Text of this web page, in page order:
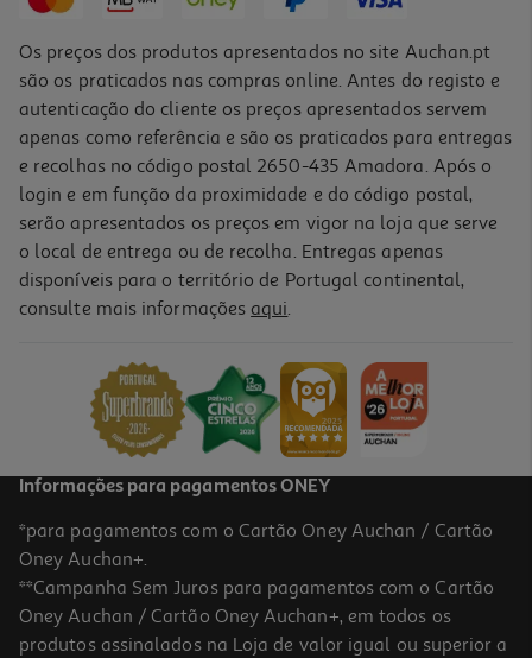
Localizador Pet Invoxia Gps Pet Tracker
199,99 €
Os preços dos produtos apresentados no site Auchan.pt
são os praticados nas compras online. Antes do registo e
autenticação do cliente os preços apresentados servem
apenas como referência e são os praticados para entregas
e recolhas no código postal 2650-435 Amadora. Após o
login e em função da proximidade e do código postal,
serão apresentados os preços em vigor na loja que serve
o local de entrega ou de recolha. Entregas apenas
disponíveis para o território de Portugal continental,
consulte mais informações aqui.
Informações para pagamentos ONEY
*para pagamentos com o Cartão Oney Auchan / Cartão
Oney Auchan+.
**Campanha Sem Juros para pagamentos com o Cartão
Oney Auchan / Cartão Oney Auchan+, em todos os
produtos assinalados na Loja de valor igual ou superior a